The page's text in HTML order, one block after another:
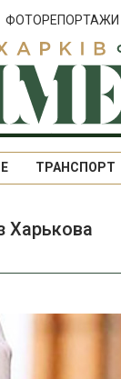
ФОТОРЕПОРТАЖИ
ТРАНСПОРТ
Харькова